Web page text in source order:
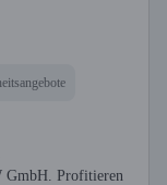
GmbH. Profitieren